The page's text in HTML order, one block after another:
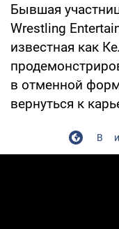
Бывшая
Wrestling
известная как
в отменной
вернуться к